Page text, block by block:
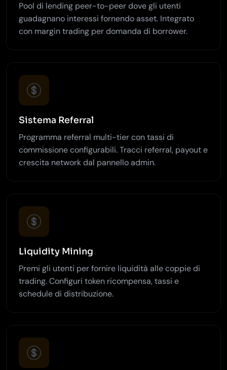
Pool di lending peer-to-peer dove gli utenti
guadagnano interessi fornendo asset. Integrato
con margin trading per domanda di borrower.
Sistema Referral
Programma referral multi-tier con tassi di
commissione configurabili. Tracci referral, payout e
crescita network dal pannello admin.
Liquidity Mining
Premi gli utenti per fornire liquidità alle coppie di
trading. Configuri token ricompensa, tassi e
schedule di distribuzione.